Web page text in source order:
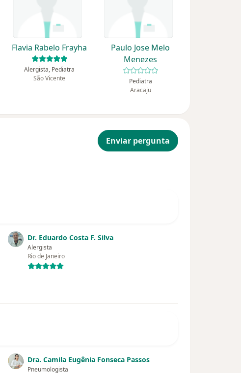
Flavia Rabelo Frayha
Alergista, Pediatra
São Vicente
Paulo Jose Melo
Menezes
Pediatra
Aracaju
Enviar pergunta
Dr. Eduardo Costa F. Silva
Alergista
Rio de Janeiro
Dra. Camila Eugênia Fonseca Passos
Pneumologista